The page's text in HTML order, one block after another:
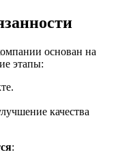
основан на
этапы:
качества
: